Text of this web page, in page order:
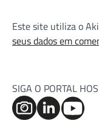
Este site utiliza o
seus dados em
SIGA O PORTAL